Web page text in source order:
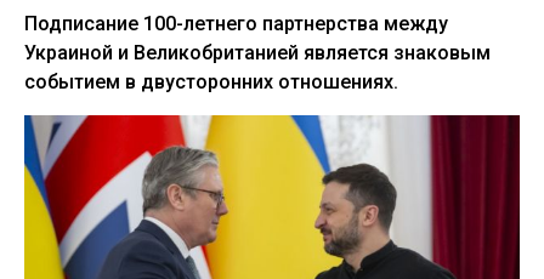
Подписание 100-летнего партнерства между
Украиной и Великобританией является знаковым
событием в двусторонних отношениях.